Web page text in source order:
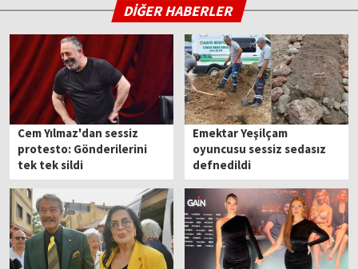
DİĞER HABERLER
Cem Yılmaz'dan sessiz
protesto: Gönderilerini
tek tek sildi
Emektar Yeşilçam
oyuncusu sessiz sedasız
defnedildi